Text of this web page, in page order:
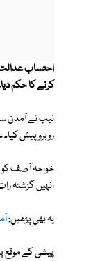
احتساب عدالت
کرنے کا حکم
نیب نے آمدن
روبرو پیش
خواجہ آصف کو
انہیں گزشتہ
یہ بھی پڑھیں:
پیشی کے موقع